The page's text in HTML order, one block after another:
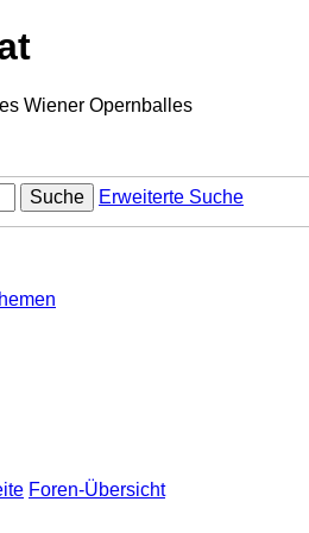
Wiener Opernballes
Suche Erweiterte Suche
Foren-Übersicht